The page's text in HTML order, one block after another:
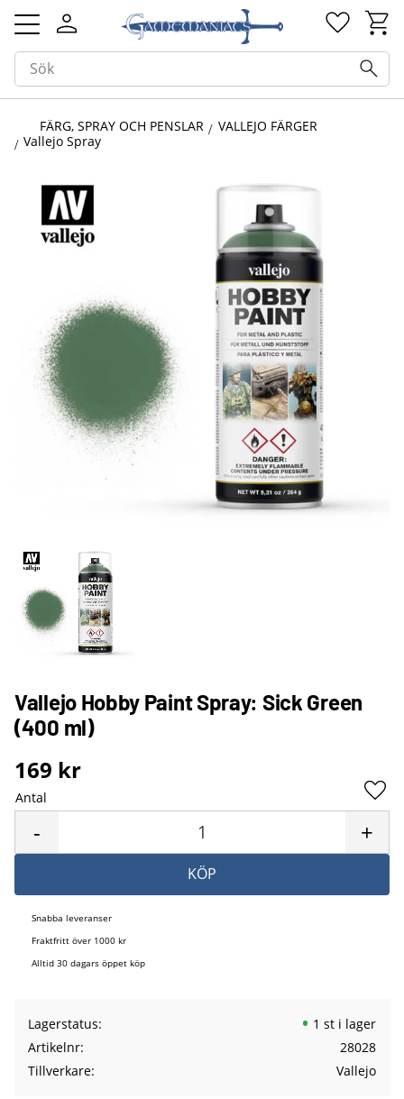
Meny
FÄRG, SPRAY OCH PENSLAR
VALLEJO FÄRGER
Vallejo Spray
Vallejo Hobby Paint Spray: Sick Green
(400 ml)
169 kr
Antal
+
-
KÖP
Snabba leveranser
Fraktfritt över 1000 kr
Alltid 30 dagars öppet köp
Lagerstatus
1 st i lager
Artikelnr
28028
Tillverkare
Vallejo